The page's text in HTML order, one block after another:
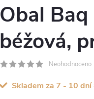
Obal
béžová,
Neohodnoceno
Skladem za 7 - 10 dní